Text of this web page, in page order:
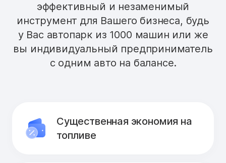
эффективный и незаменимый
инструмент для Вашего бизнеса, будь
у Вас автопарк из 1000 машин или же
вы индивидуальный предприниматель
с одним авто на балансе.
Существенная экономия на
топливе